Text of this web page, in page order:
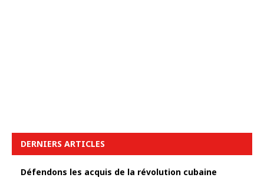
DERNIERS ARTICLES
Défendons les acquis de la révolution cubaine